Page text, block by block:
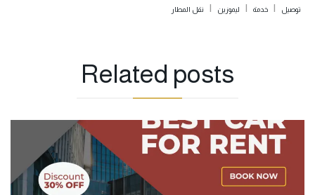
توصيل | خدمة | ليموزين | نقل المطار
Related posts